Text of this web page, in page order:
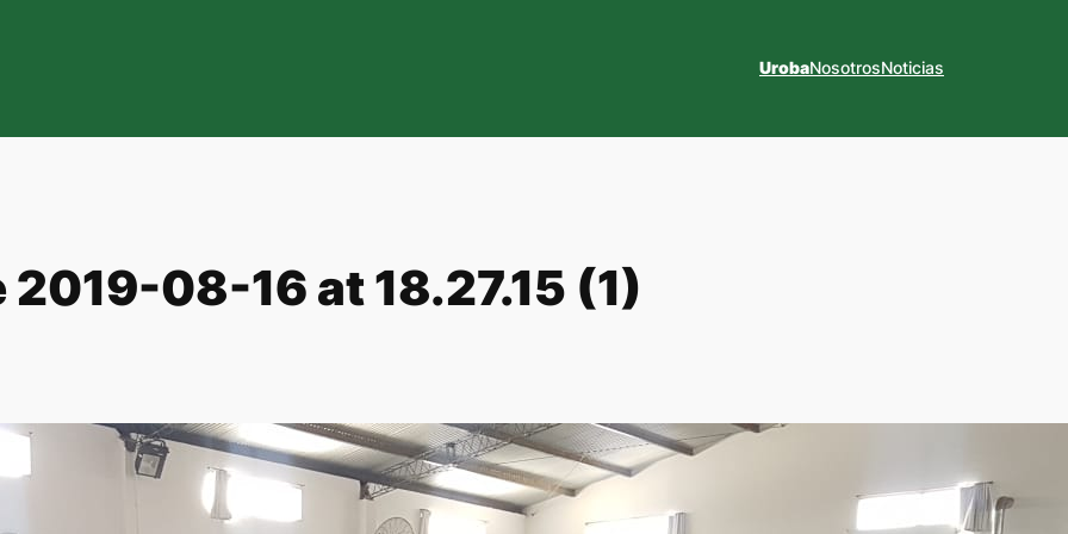
UrobaNosotrosNoticias
08-16 at 18.27.15 (1)